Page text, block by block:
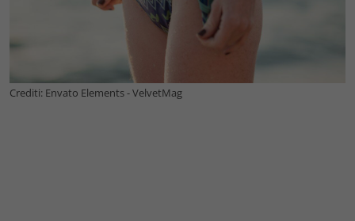
Crediti: Envato Elements - VelvetMag